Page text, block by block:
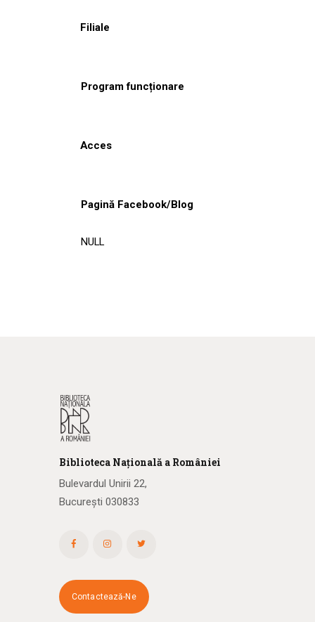
Filiale
Program funcționare
Acces
Pagină Facebook/Blog
NULL
Biblioteca Națională a României
Bulevardul Unirii 22,
București 030833
Contactează-Ne